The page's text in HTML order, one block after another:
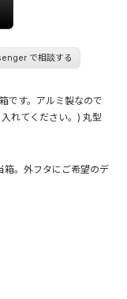
で相談する
です。アルミ製なので
れてください。) 丸型
箱。外フタにご希望のデ